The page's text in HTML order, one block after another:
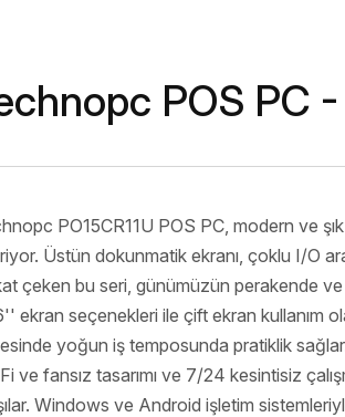
Rugged El
Network
Biyometrik Ürünler
POS PC -
PO15CR11U POS PC, modern ve
Üstün dokunmatik ekranı, çoklu I/O
çeken bu seri, günümüzün perakende
ekran seçenekleri ile çift ekran kullanım
yoğun iş temposunda pratiklik
ve fansız tasarımı ve 7/24 kesintisiz
Windows ve Android işletim